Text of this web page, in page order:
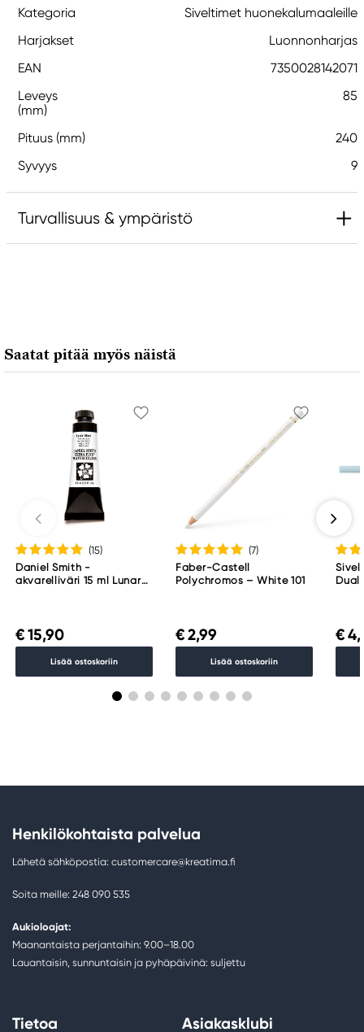
Kategoria
Siveltimet huonekalumaaleille
Harjakset
Luonnonharjas
EAN
7350028142071
Leveys
(mm)
85
Pituus (mm)
240
Syvyys
9
Turvallisuus & ympäristö
175 44 Järfälla, Sweden
info@northline.se
Saatat pitää myös näistä
(15)
Daniel Smith -
akvarelliväri 15 ml Lunar
€ 15,90
Lisää ostoskoriin
(7)
Faber-Castell
Polychromos – White 101
€ 2,99
Lisää ostoskoriin
Dual
€
Henkilökohtaista palvelua
Lähetä sähköpostia: customercare@kreatima.fi
Soita meille: 248 090 535
Aukioloajat:
Maanantaista perjantaihin: 9.00–18.00
Lauantaisin, sunnuntaisin ja pyhäpäivinä: suljettu
Tietoa Asiakasklubi